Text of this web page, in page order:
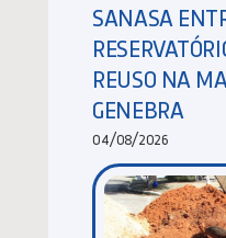
SANASA
REUSO NA
GENEBRA
04/08/2026